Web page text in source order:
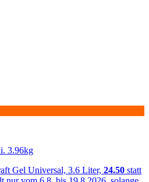
3.96kg
Gel Universal, 3.6 Liter, 24.50 statt